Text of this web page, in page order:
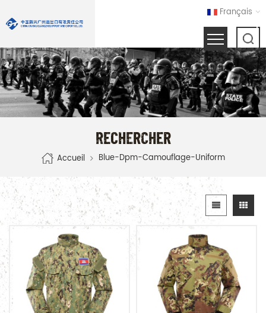
Français
RECHERCHER
Accueil Blue-Dpm-Camouflage-Uniform